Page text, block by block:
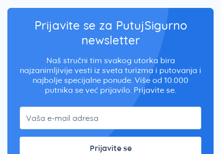
Prijavite se za PutujSigurno
newsletter
Naš stručni tim svakog utorka bira
najzanimljivije vesti iz sveta turizma i putovanja i
najbolje specijalne ponude. Više od 10.000
putnika se već prijavilo. Prijavite se.
Prijavite se